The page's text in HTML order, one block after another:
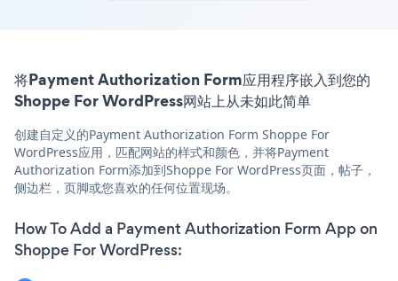
将Payment Authorization Form应用程序嵌入到您的
Shoppe For WordPress网站上从未如此简单
创建自定义的Payment Authorization Form Shoppe For
WordPress应用，匹配网站的样式和颜色，并将Payment
Authorization Form添加到Shoppe For WordPress页面，帖子，
侧边栏，页脚或您喜欢的任何位置现场。
How To Add a Payment Authorization Form App on
Shoppe For WordPress: